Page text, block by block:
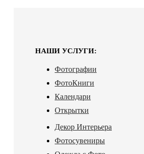
НАШИ УСЛУГИ:
Фотографии
ФотоКниги
Календари
Открытки
Декор Интерьера
Фотосувениры